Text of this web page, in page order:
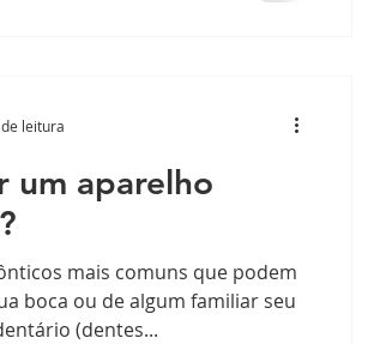
um aparelho
mais comuns que podem
boca ou de algum familiar seu
(dentes...
leitura